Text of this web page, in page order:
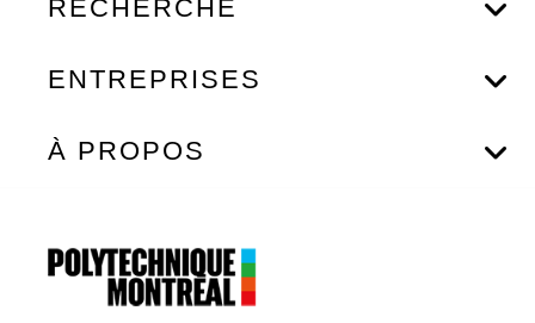
RECHERCHE
ENTREPRISES
À PROPOS